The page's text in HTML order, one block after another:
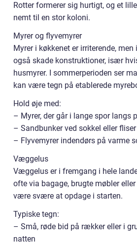
Rotter formerer sig hurtigt, og et
nemt til en stor koloni.
Myrer og flyvemyrer
Myrer i køkkenet er irriterende,
også skade konstruktioner, især
husmyrer. I sommerperioden ser
kan være tegn på etablerede
Hold øje med:
– Myrer, der går i lange spor langs
– Sandbunker ved sokkel eller fliser
– Flyvemyrer indendørs på varme
Væggelus
Væggelus er i fremgang i hele
ofte via bagage, brugte møbler
være svære at opdage i starten.
Typiske tegn:
– Små, røde bid på rækker eller i
natten